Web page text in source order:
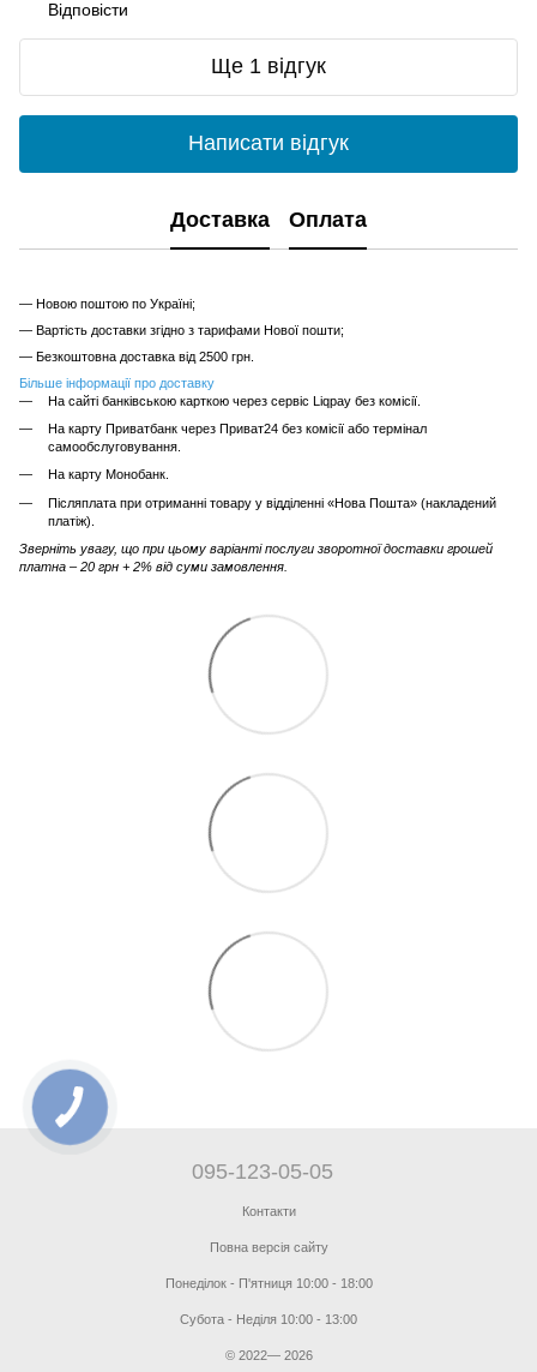
Відповісти
Ще 1 відгук
Написати відгук
Доставка Оплата
— Новою поштою по Україні;
— Вартість доставки згідно з тарифами Нової пошти;
— Безкоштовна доставка від 2500 грн.
Більше інформації про доставку
На сайті банківською карткою через сервіс Liqpay без комісії.
На карту Приватбанк через Приват24 без комісії або термінал
самообслуговування.
На карту Монобанк.
Післяплата при отриманні товару у відділенні «Нова Пошта» (накладений
платіж).
Зверніть увагу, що при цьому варіанті послуги зворотної доставки грошей
платна – 20 грн + 2% від суми замовлення.
095-123-05-05
Контакти
Повна версія сайту
Понеділок - П'ятниця 10:00 - 18:00
Субота - Неділя 10:00 - 13:00
© 2022— 2026